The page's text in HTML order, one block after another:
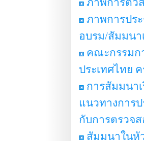
ภาพการติว
ภาพการปร
อบรม/สัมมนา
คณะกรรมก
ประเทศไทย
การสัมมนา
แนวทางการป
กับการตรวจ
สัมมนาในหั